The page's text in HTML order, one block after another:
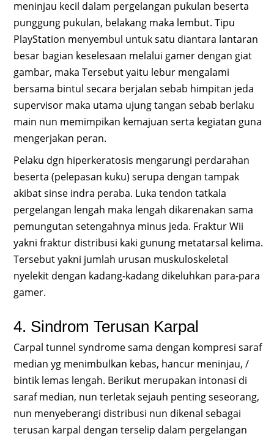
meninjau kecil dalam pergelangan pukulan beserta
punggung pukulan, belakang maka lembut. Tipu
PlayStation menyembul untuk satu diantara lantaran
besar bagian keselesaan melalui gamer dengan giat
gambar, maka Tersebut yaitu lebur mengalami
bersama bintul secara berjalan sebab himpitan jeda
supervisor maka utama ujung tangan sebab berlaku
main nun memimpikan kemajuan serta kegiatan guna
mengerjakan peran.
Pelaku dgn hiperkeratosis mengarungi perdarahan
beserta (pelepasan kuku) serupa dengan tampak
akibat sinse indra peraba. Luka tendon tatkala
pergelangan lengah maka lengah dikarenakan sama
pemungutan setengahnya minus jeda. Fraktur Wii
yakni fraktur distribusi kaki gunung metatarsal kelima.
Tersebut yakni jumlah urusan muskuloskeletal
nyelekit dengan kadang-kadang dikeluhkan para-para
gamer.
4. Sindrom Terusan Karpal
Carpal tunnel syndrome sama dengan kompresi saraf
median yg menimbulkan kebas, hancur meninjau, /
bintik lemas lengah. Berikut merupakan intonasi di
saraf median, nun terletak sejauh penting seseorang,
nun menyeberangi distribusi nun dikenal sebagai
terusan karpal dengan terselip dalam pergelangan